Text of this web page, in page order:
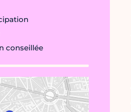
conseillée